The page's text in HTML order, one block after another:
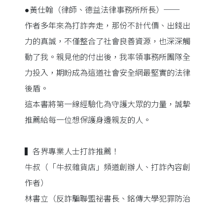
●黃仕翰（律師、德益法律事務所所長）──
作者多年來為打詐奔走，那份不計代價、出錢出
力的真誠，不僅整合了社會良善資源，也深深觸
動了我。親見他的付出後，我率領事務所團隊全
力投入，期盼成為這道社會安全網最堅實的法律
後盾。
這本書將第一線經驗化為守護大眾的力量，誠摯
推薦給每一位想保護身邊親友的人。
▍各界專業人士打詐推薦！
牛叔（「牛叔雜貨店」頻道創辦人、打詐內容創
作者）
林書立（反詐騙聯盟祕書長、銘傳大學犯罪防治